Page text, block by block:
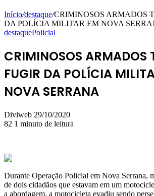
Início/destaque/CRIMINOSOS ARMADOS
DA POLÍCIA MILITAR EM NOVA
destaquePolicial
CRIMINOSOS ARMADOS
FUGIR DA POLÍCIA
NOVA SERRANA
Diviweb Mande
um
29/10/2020
82 1 minuto de leitura
Durante Operação Policial em Nova Serrana,
de dois cidadãos que estavam em um
a abordagem, a motocicleta evadiu sendo